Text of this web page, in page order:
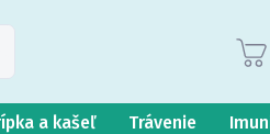
a kašeľ Trávenie